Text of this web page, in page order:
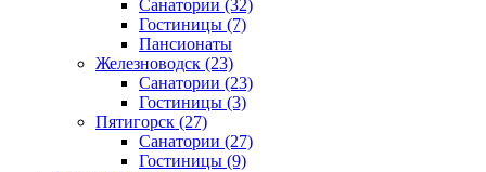
Санатории (32)
Гостиницы (7)
Пансионаты
Железноводск (23)
Санатории (23)
Гостиницы (3)
Пятигорск (27)
Санатории (27)
Гостиницы (9)